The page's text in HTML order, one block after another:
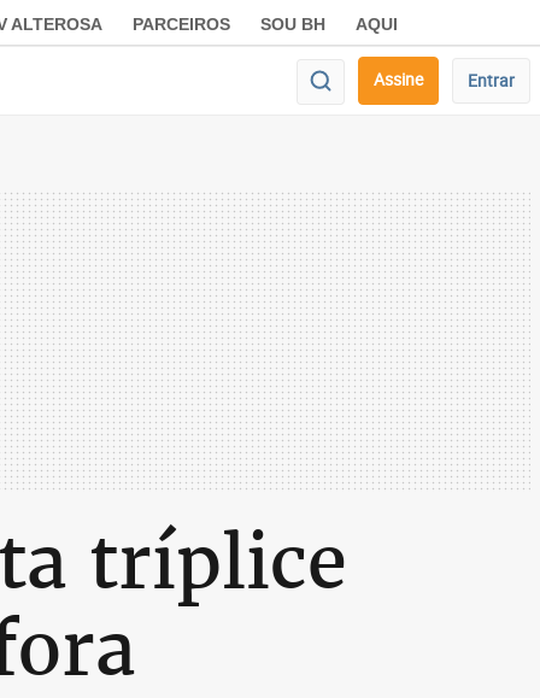
ALTEROSA PARCEIROS SOU BH AQUI
Assine Entrar
tríplice